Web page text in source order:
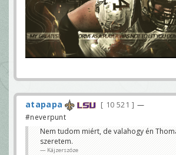
atapapa 10 521
—
#neverpunt
Nem tudom miért, de valahogy én
szeretem.
Kájzerszóze